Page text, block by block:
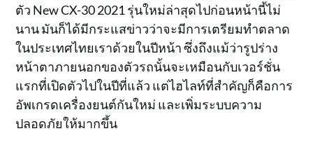
ตัว New CX-30 2021 รุ่นใหม่ล่าสุดไปก่อนหน้านี้ไม่
นาน มันก็ได้มีกระแสข่าวว่าจะมีการเตรียมทำตลาด
ในประเทศไทยเราด้วยในปีหน้า ซึ่งถึงแม้ว่ารูปร่าง
หน้าตาภายนอกของตัวรถนั้นจะเหมือนกับเวอร์ชั่น
แรกที่เปิดตัวไปในปีที่แล้ว แต่ไฮไลท์ที่สำคัญก็คือการ
อัพเกรดเครื่องยนต์กันใหม่ และเพิ่มระบบความ
ปลอดภัยให้มากขึ้น